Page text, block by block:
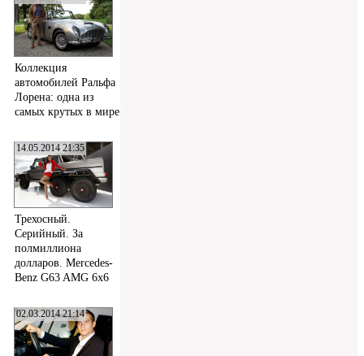
Коллекция
автомобилей Ральфа
Лорена: одна из
самых крутых в мире
14.05.2014 21:35
Трехосный.
Серийный. За
полмиллиона
долларов. Mercedes-
Benz G63 AMG 6x6
02.03.2014 21:14